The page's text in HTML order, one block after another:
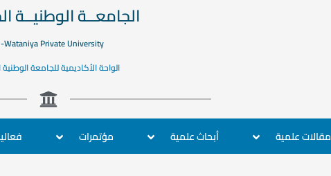
الجامعــة الوطنيــة
Wataniya Private University
الواحة الأكاديمية للجامعة
مقالات علمية أبحاث علمية مؤتمرات